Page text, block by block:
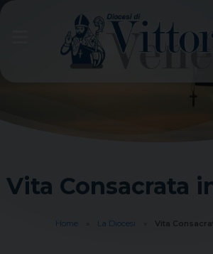
Vita Consacrata
Home La Diocesi Vita